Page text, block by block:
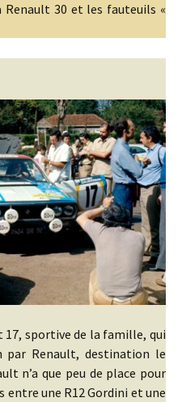
Renault 30 et les fauteuils «
17, sportive de la famille, qui
par Renault, destination le
n’a que peu de place pour
entre une R12 Gordini et une